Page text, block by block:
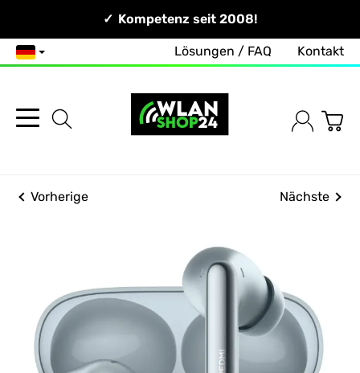
Persönlich & Erreichbar!Kompetenz seit 2008!
Deutsch Lösungen / FAQ Kontakt
Vorherige Nächste